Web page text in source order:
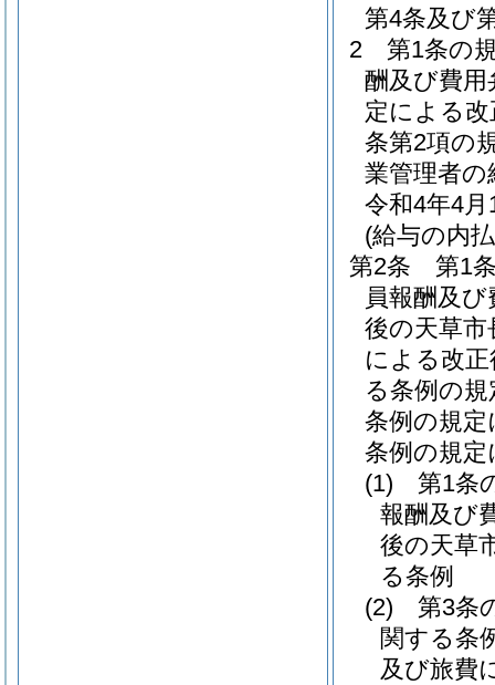
第4条及び
2
第1条の
酬及び費用
定による
条第2項の
業管理者の
令和4年4
(給与の内
第2条
第1
員報酬及
後の天草
による改
る条例の
条例の規
条例の規
(1)
第1条
報酬及び
後の天草
る条例
(2)
第3条
関する条
及び旅費